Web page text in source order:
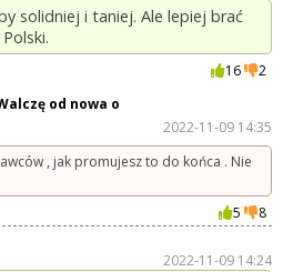
solidniej i taniej. Ale lepiej brać
16
2
od nowa o
2022-11-09 14:35
, jak promujesz to do końca . Nie
5
8
2022-11-09 14:24